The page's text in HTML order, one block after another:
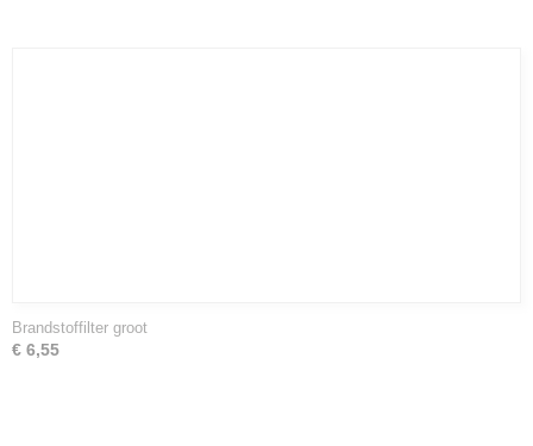
Brandstoffilter groot
€ 6,55